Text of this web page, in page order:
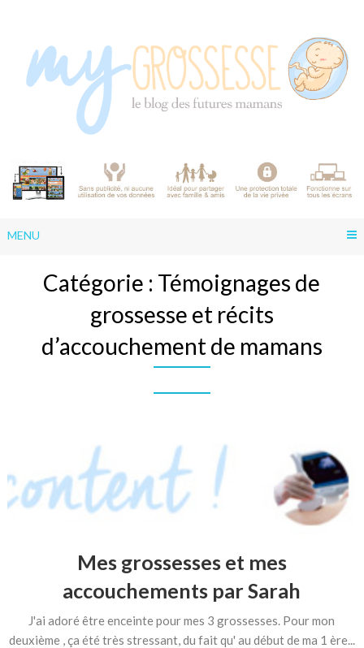
MENU
Catégorie : Témoignages de
grossesse et récits
d’accouchement de mamans
Mes grossesses et mes
accouchements par Sarah
J'ai adoré être enceinte pour mes 3 grossesses. Pour mon
deuxième , ça été très stressant, du fait qu' au début de ma 1 ère...